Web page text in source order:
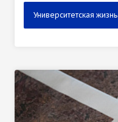
Университетская жизнь